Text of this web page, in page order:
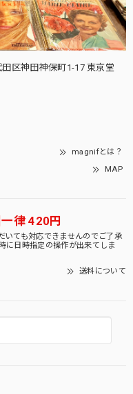
区神田神保町1-17 東京堂
magnifとは？
MAP
律 420円
いても対応できませんのでご了承
に日時指定の操作が出来てしま
送料について